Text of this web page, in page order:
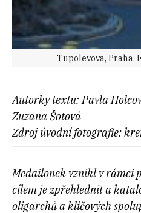
Tupolevova, Praha.
Autorky textu: Pavla
Zuzana Šotová
Zdroj úvodní fotografie:
Medailonek vznikl v rámci
cílem je zpřehlednit a
oligarchů a klíčových